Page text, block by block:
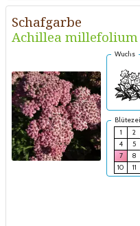
Schafgarbe
Achillea millefolium
Wuchs
1
2
4
5
7
8
10
11